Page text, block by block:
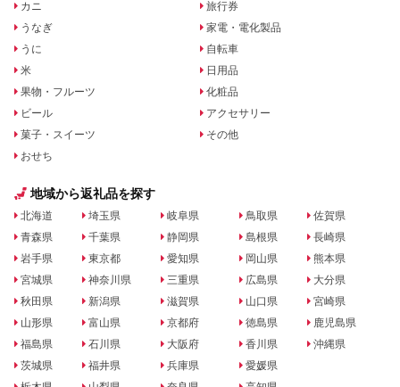
カニ
うなぎ
うに
米
果物・フルーツ
ビール
菓子・スイーツ
おせち
旅行券
家電・電化製品
自転車
日用品
化粧品
アクセサリー
その他
地域から返礼品を探す
北海道
青森県
岩手県
宮城県
秋田県
山形県
福島県
茨城県
埼玉県
千葉県
東京都
神奈川県
新潟県
富山県
石川県
福井県
岐阜県
静岡県
愛知県
三重県
滋賀県
京都府
大阪府
兵庫県
鳥取県
島根県
岡山県
広島県
山口県
徳島県
香川県
愛媛県
佐賀県
長崎県
熊本県
大分県
宮崎県
鹿児島県
沖縄県